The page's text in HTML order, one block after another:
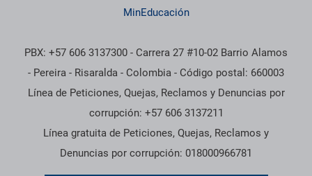
MinEducación
PBX: +57 606 3137300 - Carrera 27 #10-02 Barrio Alamos
- Pereira - Risaralda - Colombia - Código postal: 660003
Línea de Peticiones, Quejas, Reclamos y Denuncias por
corrupción: +57 606 3137211
Línea gratuita de Peticiones, Quejas, Reclamos y
Denuncias por corrupción: 018000966781